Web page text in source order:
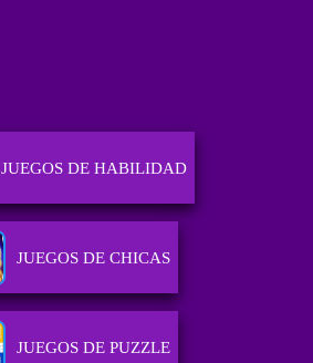
JUEGOS DE HABILIDAD
JUEGOS DE CHICAS
JUEGOS DE PUZZLE